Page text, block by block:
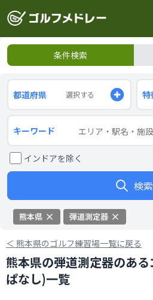
条件検索
都道府県 選択する 特
キーワード
インドアを除く
検索
熊本県 弾道測定器
＜ 熊本県のゴルフ練習場一覧に戻る
熊本県の弾道測定器のあ
ぱなし)一覧